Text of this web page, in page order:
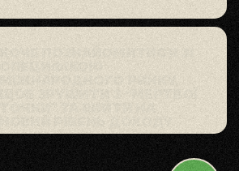
ХОЧЕ ПОЗНАЙОМИТИСЯ ЗІ
СПЕЦИФІКОЮ
МІЖНАРОДНОГО РИНКУ,
ЩОБ ЗРУШИТИ З “МЕРТВОЇ
ТОЧКИ” ТА ВИЙТИ НА
НОВИЙ РІВЕНЬ ДОХОДУ